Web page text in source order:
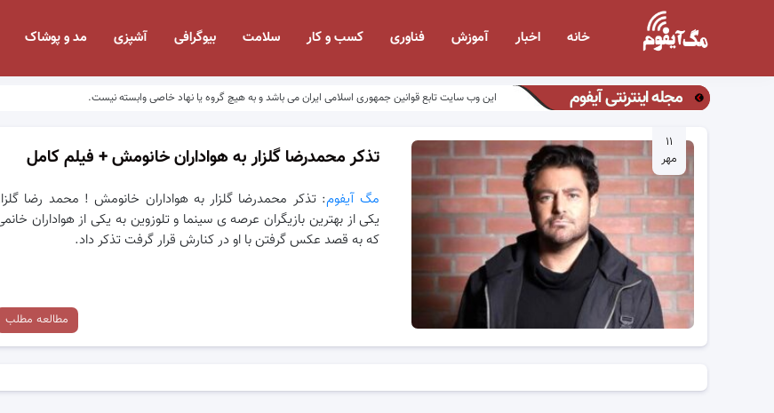
خانه اخبار آموزش فناوری کسب و کار سلامت بیوگرافی آشپزی مد و پوشاک
مجله اینترنتی آیفوم این وب سایت تابع قوانین جمهوری اسلامی ایران می باشد و به هیچ گروه یا نهاد خاصی وابسته نیست.
۱۱
مهر
تذکر محمدرضا گلزار به هواداران خانومش + فیلم کامل
مگ آیفوم: تذکر محمدرضا گلزار به هواداران خانومش ! محمد رضا
یکی از بهترین بازیگران عرصه ی سینما و تلوزوین به یکی از هواداران
که به قصد عکس گرفتن با او در کنارش قرار گرفت تذکر داد.
مطالعه مطلب